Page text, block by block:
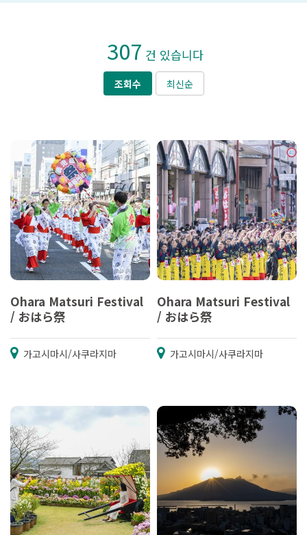
307 건 있습니다
조회수 최신순
Ohara Matsuri Festival
/ おはら祭
가고시마시/사쿠라지마
Ohara Matsuri Festival
/ おはら祭
가고시마시/사쿠라지마